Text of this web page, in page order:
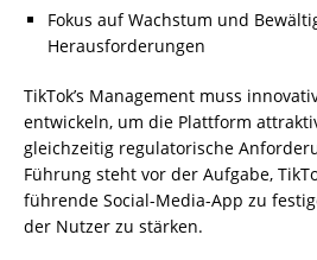
Fokus auf Wachstum und
Herausforderungen
TikTok’s Management muss
entwickeln, um die Plattform
gleichzeitig regulatorische
Führung steht vor der Aufgabe,
führende Social-Media-App zu
der Nutzer zu stärken.